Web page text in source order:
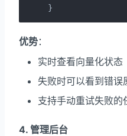
}
优势：
实时查看向量化状态
失败时可以看到错误
支持手动重试失败的
4. 管理后台